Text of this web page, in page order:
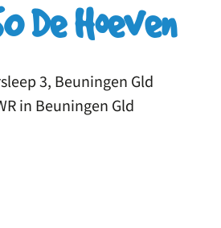
De Hoeven
3, Beuningen Gld
in Beuningen Gld